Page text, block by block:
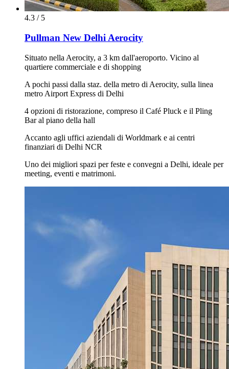
4.3 / 5
Pullman New Delhi Aerocity
Situato nella Aerocity, a 3 km dall'aeroporto. Vicino al
quartiere commerciale e di shopping
A pochi passi dalla staz. della metro di Aerocity, sulla linea
metro Airport Express di Delhi
4 opzioni di ristorazione, compreso il Café Pluck e il Pling
Bar al piano della hall
Accanto agli uffici aziendali di Worldmark e ai centri
finanziari di Delhi NCR
Uno dei migliori spazi per feste e convegni a Delhi, ideale per
meeting, eventi e matrimoni.